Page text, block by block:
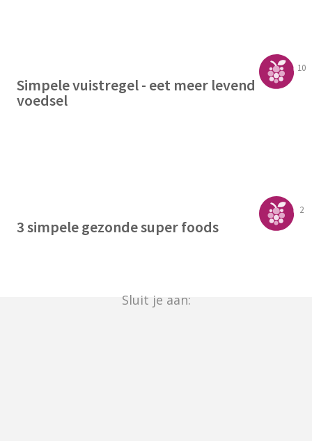
10
Simpele vuistregel - eet meer levend
voedsel
2
3 simpele gezonde super foods
Sluit je aan: